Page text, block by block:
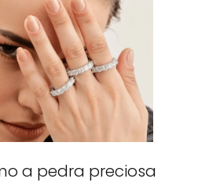
a pedra preciosa